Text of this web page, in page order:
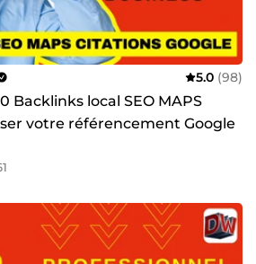
5.0 (98)
Backlinks local SEO MAPS
votre référencement Google